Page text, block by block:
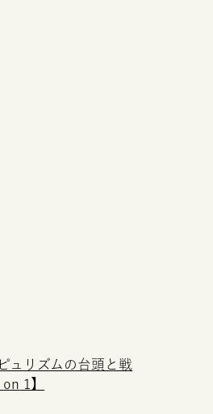
ュリズムの台頭と戦
on 1】